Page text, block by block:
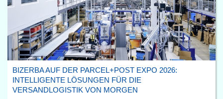
BIZERBA AUF DER PARCEL+POST EXPO 2026:
INTELLIGENTE LÖSUNGEN FÜR DIE
VERSANDLOGISTIK VON MORGEN